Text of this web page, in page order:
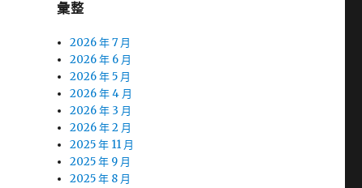
彙整
2026 年 7 月
2026 年 6 月
2026 年 5 月
2026 年 4 月
2026 年 3 月
2026 年 2 月
2025 年 11 月
2025 年 9 月
2025 年 8 月